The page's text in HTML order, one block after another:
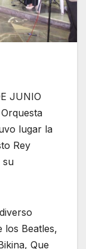
JUNIO
lugar la
Rey
su
los Beatles,
Que